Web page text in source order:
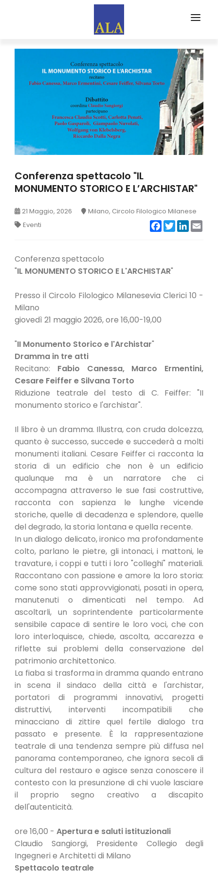
CHI SIAMO
PARTNERS
FORMAALA FORMAZIONE
WEB MAGAZINE
RASSEGNA STAMPA
CONVENZIONI
Conferenza spettacolo "IL
MONUMENTO STORICO E L’ARCHISTAR"
21 Maggio, 2026
Milano, Circolo Filologico Milanese
Eventi
Facebook
TwitterLinkedIn
Conferenza spettacolo
"IL MONUMENTO STORICO E L'ARCHISTAR"
Presso il Circolo Filologico Milanesevia Clerici 10 -
Milano
giovedì 21 maggio 2026, ore 16,00-19,00
"II Monumento Storico e l'Archistar"
Dramma in tre atti
Recitano: Fabio Canessa, Marco Ermentini,
Cesare Feiffer e Silvana Torto
Riduzione teatrale del testo di C. Feiffer: "II
monumento storico e l'archistar".
Il libro è un dramma. Illustra, con cruda dolcezza,
quanto è successo, succede e succederà a molti
monumenti italiani. Cesare Feiffer ci racconta la
storia di un edificio che non è un edificio
qualunque ma è un narratore che ci
accompagna attraverso le sue fasi costruttive,
racconta con sapienza le lunghe vicende
storiche, quelle di decadenza e splendore, quelle
del degrado, la storia lontana e quella recente.
In un dialogo delicato, ironico ma profondamente
colto, parlano le pietre, gli intonaci, i mattoni, le
travature, i coppi e tutti i loro "colleghi" materiali.
Raccontano con passione e amore la loro storia:
come sono stati approvvigionati, posati in opera,
manutenuti o dimenticati nel tempo. Ad
ascoltarli, un soprintendente particolarmente
sensibile capace di sentire le loro voci, che con
loro interloquisce, chiede, ascolta, accarezza e
riflette sui problemi della conservazione del
patrimonio architettonico.
La fiaba si trasforma in dramma quando entrano
in scena il sindaco della città e l'archistar,
portatori di programmi innovativi, progetti
distruttivi, interventi incompatibili che
minacciano di zittire quel fertile dialogo tra
passato e presente. È la rappresentazione
teatrale di una tendenza sempre più diffusa nel
panorama contemporaneo, che ignora secoli di
cultura del restauro e agisce senza conoscere il
contesto con la presunzione di chi vuole lasciare
il proprio segno creativo a discapito
dell'autenticità.
ore 16,00 - Apertura e saluti istituzionali
Claudio Sangiorgi, Presidente Collegio degli
Ingegneri e Architetti di Milano
Spettacolo teatrale